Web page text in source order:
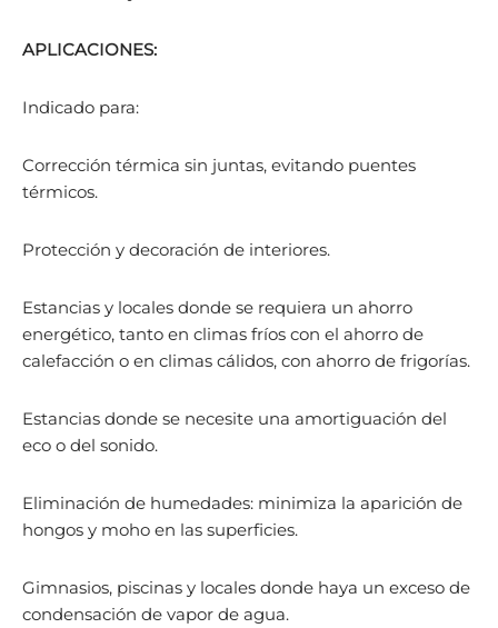
APLICACIONES:
Indicado para:
Corrección térmica sin juntas, evitando puentes
térmicos.
Protección y decoración de interiores.
Estancias y locales donde se requiera un ahorro
energético, tanto en climas fríos con el ahorro de
calefacción o en climas cálidos, con ahorro de frigorías.
Estancias donde se necesite una amortiguación del
eco o del sonido.
Eliminación de humedades: minimiza la aparición de
hongos y moho en las superficies.
Gimnasios, piscinas y locales donde haya un exceso de
condensación de vapor de agua.